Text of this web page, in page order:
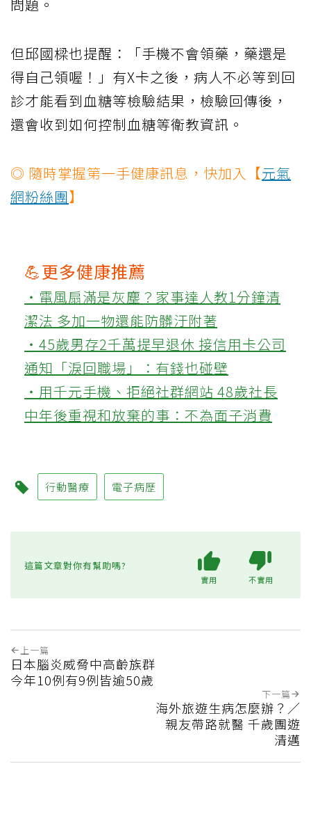
問題。
但邱國樑也提醒：「手機不會領藥，藥還是
得自己領喔！」有X卡之後，病人不必等到回
診才能看到血糖等檢驗結果，檢驗回傳後，
還會收到如何控制血糖等衛教資訊。
◎ 隨時掌握第一手健康訊息，快加入【元氣
網粉絲團】
💪更多健康推薦
‧電風扇滿是灰塵？家事達人教1分鐘清
潔法 多加一物還能防髒汙附著
‧45歲男存2千萬提早退休 接信用卡公司
通知「淚回職場」：有錢也碰壁
‧用千元手機、拒絕社群網站 48歲社長
中年後重視和放棄的事：不為面子消費
行動醫療 電子病歷
這篇文章對你有幫助嗎?
實用 不實用
上一篇
日本腦炎威脅中高齡族群
今年10例有9例皆逾50歲
下一篇
海外旅遊生病怎麼辦？／
親友帶路就醫 千歲團遊
清邁